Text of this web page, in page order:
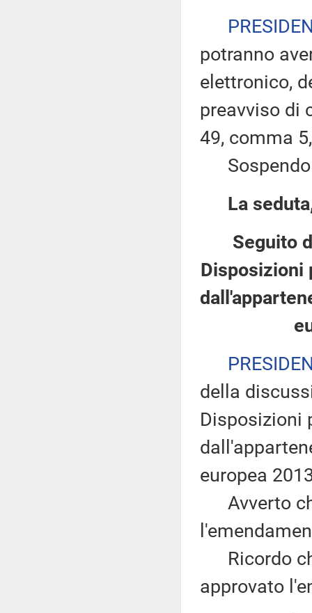
potranno
elettronico,
preavviso di
49, comma
Sospendo
La
Seguito
Disposizioni
della
Disposizioni
europea
Avverto
Ricordo
approvato